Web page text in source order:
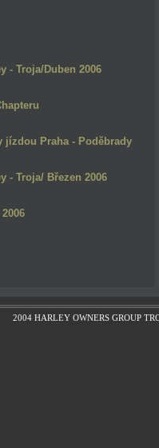
- Troja/Duben 2006
jízdou Praha - Poděbrady
- Troja/ Březen 2006
2004 HARLEY OWNERS GROUP